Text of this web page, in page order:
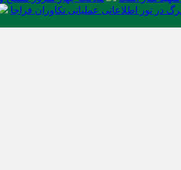
در تور اطلاعاتی عملیاتی تکاوران فراجا